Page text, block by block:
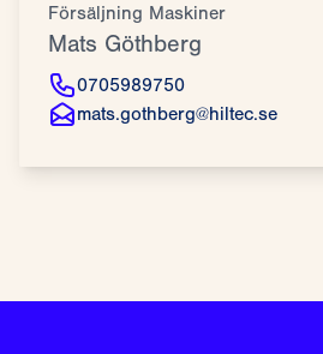
Försäljning Maskiner
Mats Göthberg
0705989750
mats.gothberg@hiltec.se